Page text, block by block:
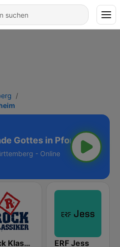
Gottes in Pforzheim
- Online
Rock Klassiker ERF Jess